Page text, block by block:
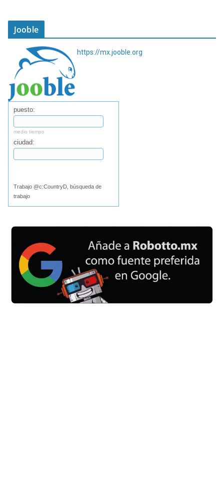
Jooble
https://mx.jooble.org
puesto:
medio tiempo
ciudad:
Trabajo @c:CountryD, búsqueda de
trabajo